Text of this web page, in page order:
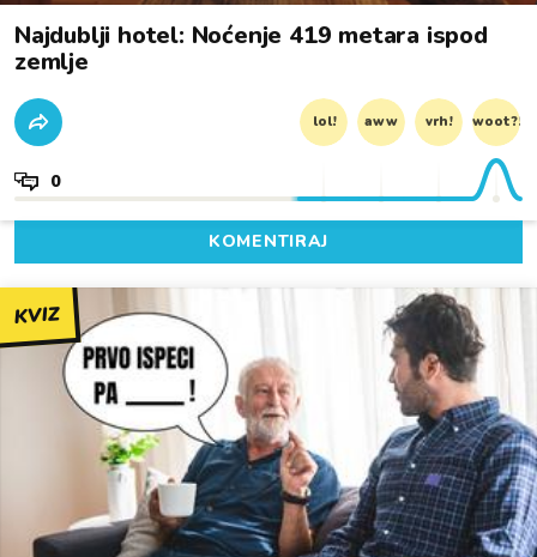
Najdublji hotel: Noćenje 419 metara ispod
zemlje
lol! aww vrh! woot?!
0
KOMENTIRAJ
KVIZ